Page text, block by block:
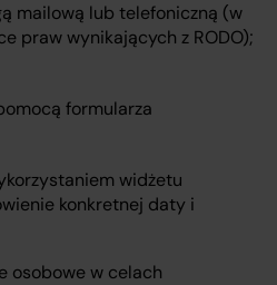
mailową lub telefoniczną (w
praw wynikających z RODO);
formularza
widżetu
konkretnej daty i
osobowe w celach